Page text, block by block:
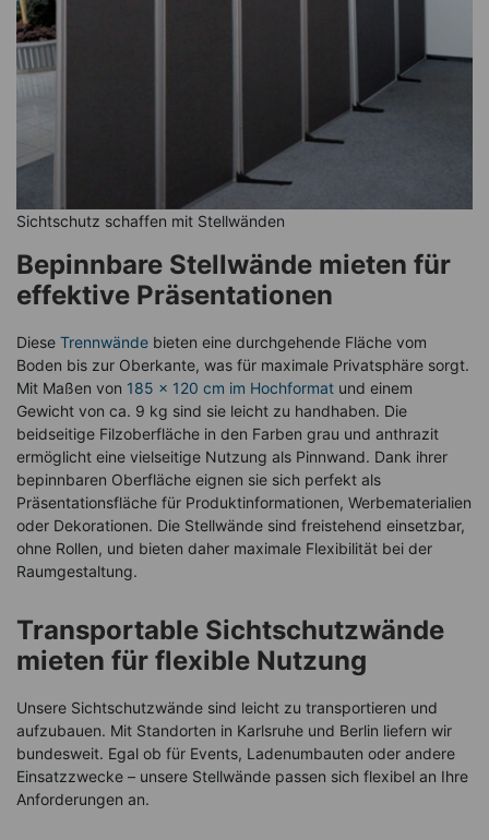
Sichtschutz schaffen mit Stellwänden
Bepinnbare Stellwände mieten für
effektive Präsentationen
Diese Trennwände bieten eine durchgehende Fläche vom
Boden bis zur Oberkante, was für maximale Privatsphäre sorgt.
Mit Maßen von 185 x 120 cm im Hochformat und einem
Gewicht von ca. 9 kg sind sie leicht zu handhaben. Die
beidseitige Filzoberfläche in den Farben grau und anthrazit
ermöglicht eine vielseitige Nutzung als Pinnwand. Dank ihrer
bepinnbaren Oberfläche eignen sie sich perfekt als
Präsentationsfläche für Produktinformationen, Werbematerialien
oder Dekorationen. Die Stellwände sind freistehend einsetzbar,
ohne Rollen, und bieten daher maximale Flexibilität bei der
Raumgestaltung.
Transportable Sichtschutzwände
mieten für flexible Nutzung
Unsere Sichtschutzwände sind leicht zu transportieren und
aufzubauen. Mit Standorten in Karlsruhe und Berlin liefern wir
bundesweit. Egal ob für Events, Ladenumbauten oder andere
Einsatzzwecke – unsere Stellwände passen sich flexibel an Ihre
Anforderungen an.